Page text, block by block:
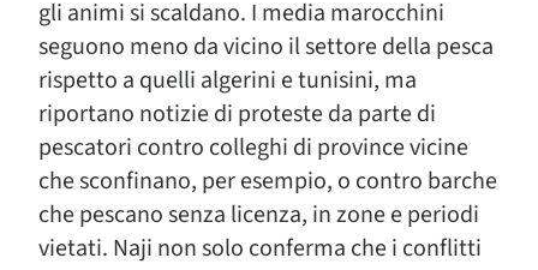
gli animi si scaldano. I media marocchini
seguono meno da vicino il settore della pesca
rispetto a quelli algerini e tunisini, ma
riportano notizie di proteste da parte di
pescatori contro colleghi di province vicine
che sconfinano, per esempio, o contro barche
che pescano senza licenza, in zone e periodi
vietati. Naji non solo conferma che i conflitti